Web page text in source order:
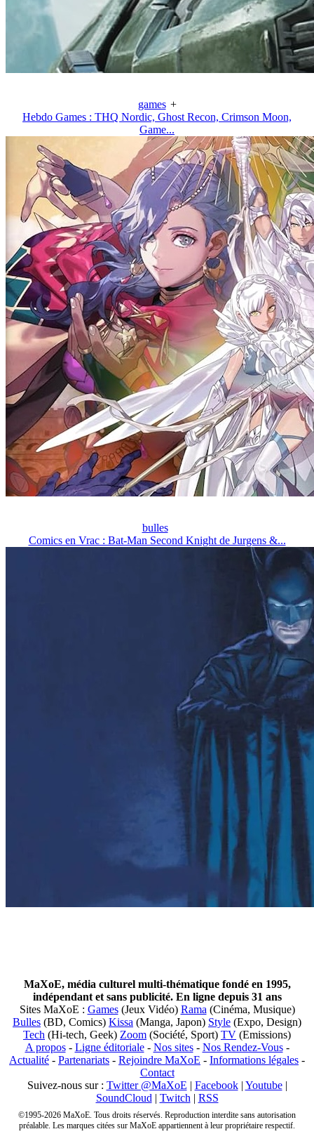
games +
Hebdo Games : THQ Nordic, Ghost Recon, Crimson Moon,
Game...
bulles
Comics en Vrac : Bat-Man Second Knight de Jurgens &...
MaXoE, média culturel multi-thématique fondé en 1995,
indépendant et sans publicité. En ligne depuis 31 ans
Sites MaXoE : Games(Jeux Vidéo) Rama (Cinéma, Musique)
Bulles (BD, Comics) Kissa (Manga, Japon) Style (Expo, Design)
Tech (Hi-tech, Geek) Zoom (Société, Sport) TV (Emissions)
A propos- Ligne éditoriale- Nos sites- Nos Rendez-Vous-
Actualité - Partenariats - Rejoindre MaXoE - Informations légales -
Contact
Suivez-nous sur : Twitter @MaXoE | Facebook| Youtube|
SoundCloud | Twitch | RSS
©1995-2026 MaXoE. Tous droits réservés. Reproduction interdite sans autorisation
préalable. Les marques citées sur MaXoE appartiennent à leur propriétaire respectif.